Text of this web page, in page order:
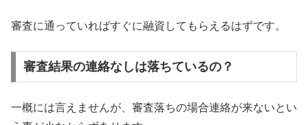
審査に通っていればすぐに融資してもらえるはずです。
審査結果の連絡なしは落ちているの？
一概には言えませんが、審査落ちの場合連絡が来ないとい